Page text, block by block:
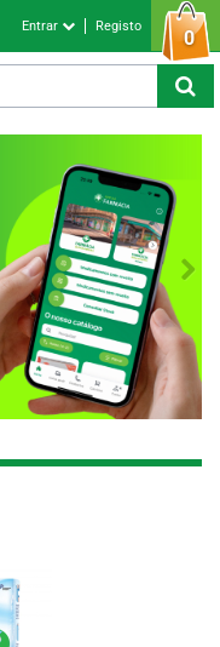
0
Entrar Registo